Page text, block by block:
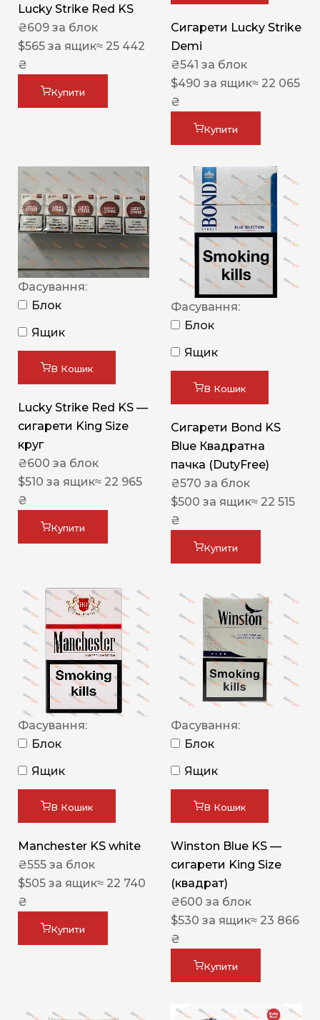
Lucky Strike Red KS
₴609 за блок
$565 за ящик≈ 25 442
₴
Купити
Сигарети Lucky Strike
Demi
₴541 за блок
$490 за ящик≈ 22 065
₴
Купити
Фасування:
Блок
Ящик
В Кошик
Lucky Strike Red KS —
сигарети King Size
круг
₴600 за блок
$510 за ящик≈ 22 965
₴
Купити
Фасування:
Блок
Ящик
В Кошик
Сигарети Bond KS
Blue Квадратна
пачка (DutyFree)
₴570 за блок
$500 за ящик≈ 22 515
₴
Купити
Фасування:
Блок
Ящик
В Кошик
Manchester KS white
₴555 за блок
$505 за ящик≈ 22 740
₴
Купити
Фасування:
Блок
Ящик
В Кошик
Winston Blue KS —
сигарети King Size
(квадрат)
₴600 за блок
$530 за ящик≈ 23 866
₴
Купити